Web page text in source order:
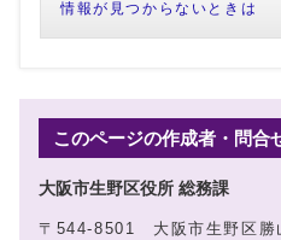
情報が見つからないときは
このページの作成者・問合
大阪市生野区役所 総務課
〒544-8501 大阪市生野区勝